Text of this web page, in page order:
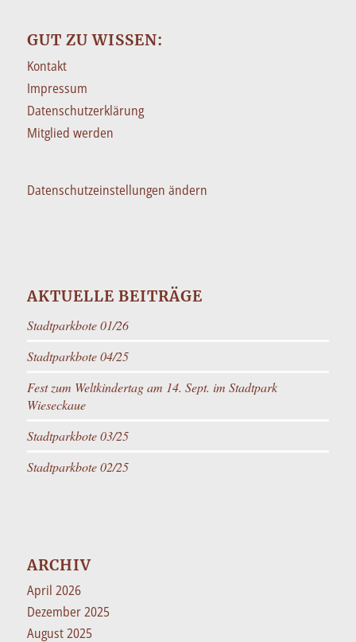
GUT ZU WISSEN:
Kontakt
Impressum
Datenschutzerklärung
Mitglied werden
Datenschutzeinstellungen ändern
AKTUELLE BEITRÄGE
Stadtparkbote 01/26
Stadtparkbote 04/25
Fest zum Weltkindertag am 14. Sept. im Stadtpark
Wieseckaue
Stadtparkbote 03/25
Stadtparkbote 02/25
ARCHIV
April 2026
Dezember 2025
August 2025